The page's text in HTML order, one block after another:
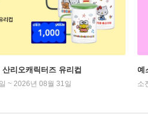
리오캐릭터즈 유리컵
~ 2026년 08월 31일
예
소